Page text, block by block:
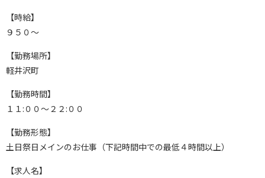
【時給】
９５０～
【勤務場所】
軽井沢町
【勤務時間】
１１:００～２２:００
【勤務形態】
土日祭日メインのお仕事（下記時間中での最低４時間以上）
【求人名】